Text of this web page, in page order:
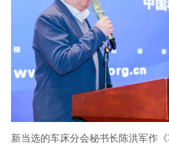
新当选的车床分会秘书长陈洪军作